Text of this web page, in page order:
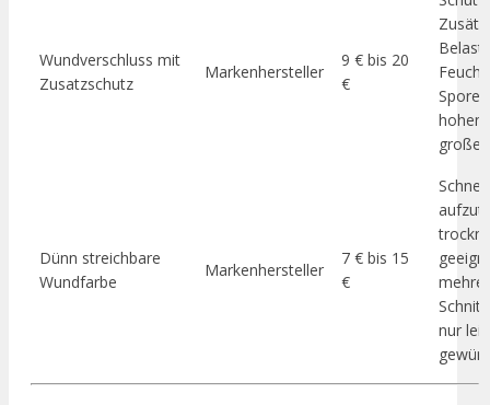
Wundverschluss mit
Zusatzschutz
Markenhersteller
9 € bis 20
€
Dünn streichbare
Wundfarbe
Markenhersteller
7 € bis 15
€
Schnell
nur